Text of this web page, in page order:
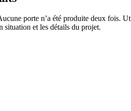
porte n’a été produite deux fois.
situation et les détails du projet.